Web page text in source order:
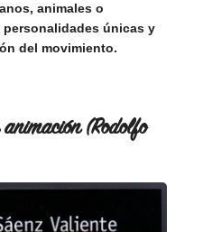
animales o
únicas y
del movimiento.
(Rodolfo